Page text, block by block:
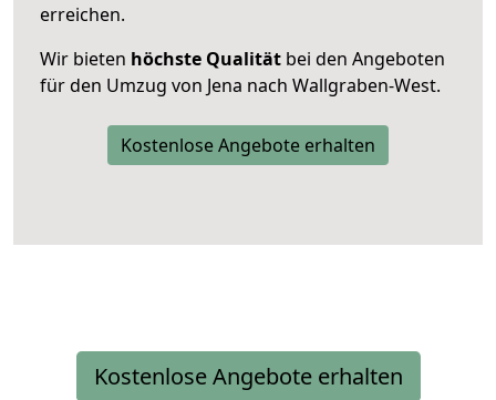
erreichen.
Wir bieten höchste Qualität bei den Angeboten
für den Umzug von Jena nach Wallgraben-West.
Kostenlose Angebote erhalten
Kostenlose Angebote erhalten